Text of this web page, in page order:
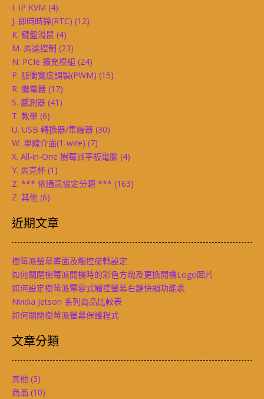
I. IP KVM (4)
J. 即時時鐘(RTC) (12)
K. 鍵盤滑鼠 (4)
M. 馬達控制 (23)
N. PCIe 擴充模組 (24)
P. 脈衝寬度調製(PWM) (15)
R. 繼電器 (17)
S. 感測器 (41)
T. 教學 (6)
U. USB 轉換器/集線器 (30)
W. 單線介面(1-wire) (7)
X. All-in-One 樹莓派平板電腦 (4)
Y. 馬克杯 (1)
Z. *** 依通訊協定分類 *** (163)
Z. 其他 (6)
近期文章
樹莓派螢幕畫面及觸控旋轉設定
如何關閉樹莓派開機時的彩色方塊及更換開機Logo圖片
如何設定樹莓派電容式觸控螢幕右鍵快顯功能表
Nvidia Jetson 系列商品比較表
如何關閉樹莓派螢幕保護程式
文章分類
其他 (3)
商品 (10)